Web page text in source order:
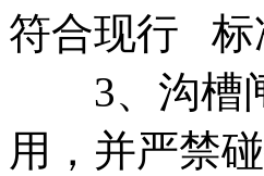
符合现行 标
3、沟槽闸
用，并严禁碰